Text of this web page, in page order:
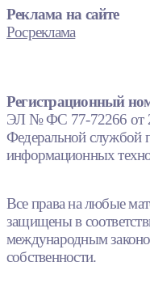
Реклама на сайте
Росреклама
Регистрационный
ЭЛ № ФС 77-72266 от
Федеральной службой
информационных
Все права на любые
защищены в
международным
собственности.